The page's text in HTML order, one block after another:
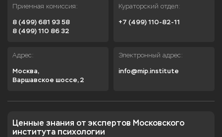
Приемная комиссия:
8 (499) 681 93 58
8 (499) 110 86 32
Кураторский отдел:
+7 (499) 110-82-11
Адрес:
Москва,
Варшавское шоссе, 2
Электронный адрес:
info@mip.institute
Ценные знания от экспертов Московского
института психологии